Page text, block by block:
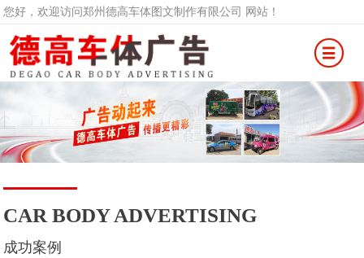
您好，欢迎访问郑州德高车体图文制作有限公司 网站！
CAR BODY ADVERTISING
成功案例